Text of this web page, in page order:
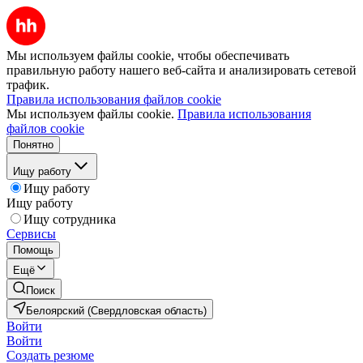
Мы используем файлы cookie, чтобы обеспечивать
правильную работу нашего веб-сайта и анализировать сетевой
трафик.
Правила использования файлов cookie
Мы используем файлы cookie. Правила использования
файлов cookie
Понятно
Ищу работу
Ищу работу
Ищу работу
Ищу сотрудника
Сервисы
Помощь
Ещё
Поиск
Белоярский (Свердловская область)
Войти
Войти
Создать резюме